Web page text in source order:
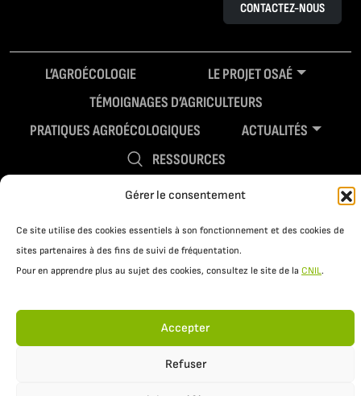
Gérer le consentement
Ce site utilise des cookies essentiels à son fonctionnement et des cookies de
sites partenaires à des fins de suivi de fréquentation.
Pour en apprendre plus au sujet des cookies, consultez le site de la CNIL.
Accepter
Refuser
CONTACTEZ-NOUS
L’AGROÉCOLOGIE
LE PROJET OSAÉ
TÉMOIGNAGES D’AGRICULTEURS
PRATIQUES AGROÉCOLOGIQUES
ACTUALITÉS
RESSOURCES
Politique de confidentialité